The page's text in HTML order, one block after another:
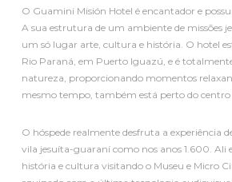
O Guamini Misión Hotel é encantador e
A sua estrutura de um ambiente de missões
um só lugar arte, cultura e história. O hotel
Rio Paraná, em Puerto Iguazú, e é
natureza, proporcionando momentos
mesmo tempo, também está perto do centro
O hóspede realmente desfruta a experiência
vila jesuíta-guaraní como nos anos 1.600. Ali
história e cultura visitando o Museu e Micro